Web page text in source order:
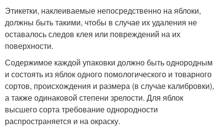
Этикетки, наклеиваемые непосредственно на яблоки,
должны быть такими, чтобы в случае их удаления не
оставалось следов клея или повреждений на их
поверхности.
Содержимое каждой упаковки должно быть однородным
и состоять из яблок одного помологического и товарного
сортов, происхождения и размера (в случае калибровки),
а также одинаковой степени зрелости. Для яблок
высшего сорта требование однородности
распространяется и на окраску.